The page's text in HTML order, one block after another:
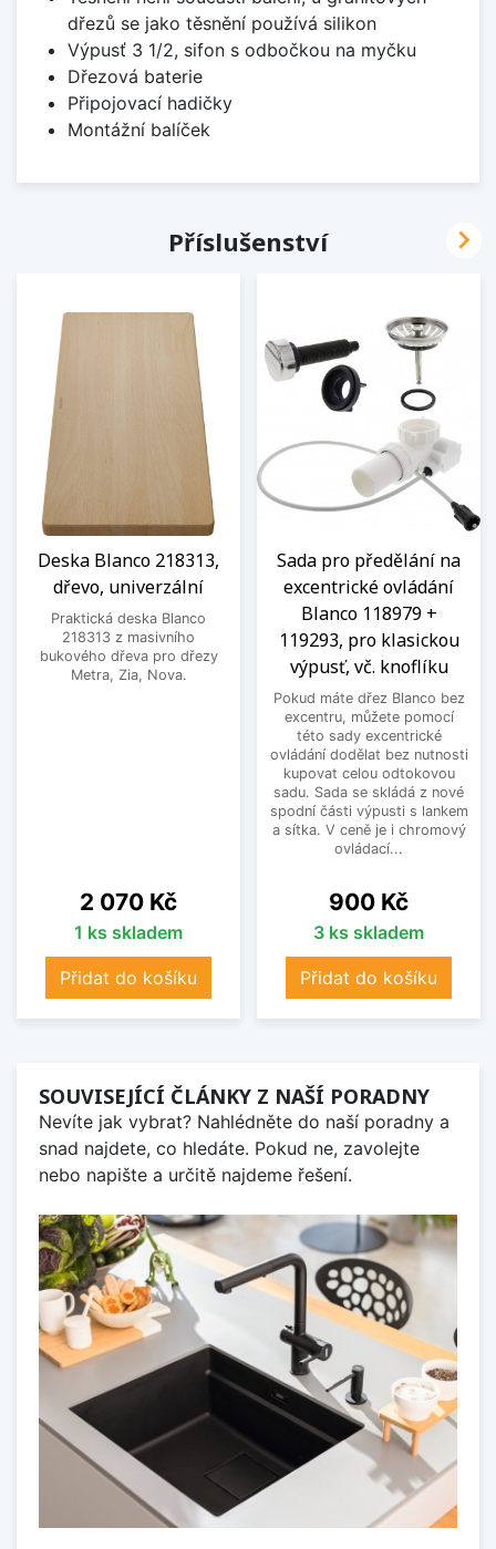
dřezů se jako těsnění používá silikon
Výpusť 3 1/2, sifon s odbočkou na myčku
Dřezová baterie
Připojovací hadičky
Montážní balíček
Příslušenství
Deska Blanco 218313,
dřevo, univerzální
Praktická deska Blanco
218313 z masivního
bukového dřeva pro dřezy
Metra, Zia, Nova.
Cena
2 070 Kč
1 ks skladem
Přidat do košíku
Sada pro předělání na
excentrické ovládání
Blanco 118979 +
119293, pro klasickou
výpusť, vč. knoflíku
Pokud máte dřez Blanco bez
excentru, můžete pomocí
této sady excentrické
ovládání dodělat bez nutnosti
kupovat celou odtokovou
sadu. Sada se skládá z nové
spodní části výpusti s lankem
a sítka. V ceně je i chromový
ovládací...
Cena
900 Kč
3 ks skladem
Přidat do košíku

SOUVISEJÍCÍ ČLÁNKY Z NAŠÍ PORADNY
Nevíte jak vybrat? Nahlédněte do naší poradny a
snad najdete, co hledáte. Pokud ne, zavolejte
nebo napište a určitě najdeme řešení.